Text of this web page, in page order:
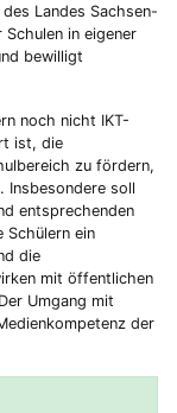
Landes Sachsen-
in eigener
bewilligt
noch nicht IKT-
ist, die
zu fördern,
Insbesondere soll
entsprechenden
Schülern ein
die
mit öffentlichen
Umgang mit
der